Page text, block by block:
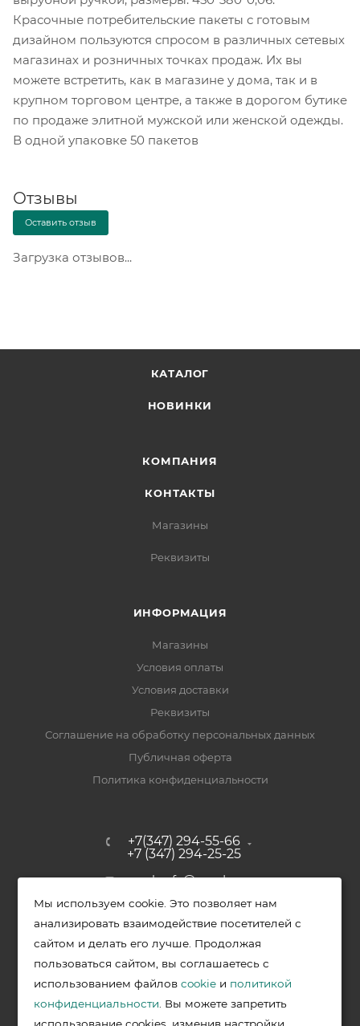
Красочные потребительские пакеты с готовым
дизайном пользуются спросом в различных сетевых
магазинах и розничных точках продаж. Их вы
можете встретить, как в магазине у дома, так и в
крупном торговом центре, а также в дорогом бутике
по продаже элитной мужской или женской одежды.
В одной упаковке 50 пакетов
Отзывы
Оставить отзыв
Загрузка отзывов...
КАТАЛОГ
НОВИНКИ
КОМПАНИЯ
КОНТАКТЫ
Магазины
Реквизиты
ИНФОРМАЦИЯ
Магазины
Условия оплаты
Условия доставки
Реквизиты
Соглашение на обработку персональных данных
Публичная оферта
Политика конфиденциальности
+7(347) 294-55-66
+7 (347) 294-25-25
upak-ufa@yandex.ru
Уфимский район, с. Зубово, ул.
Полевая, д. 44/2, к. 2
2026 © Меркурий - упаковочная продукция от ведущих
производителей в Уфе
Мы используем cookie. Это позволяет нам
анализировать взаимодействие посетителей с
сайтом и делать его лучше. Продолжая
пользоваться сайтом, вы соглашаетесь с
использованием файловcookie и политикой
конфиденциальности . Вы можете запретить